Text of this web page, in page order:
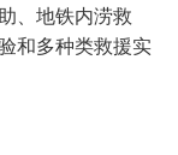
、地铁内涝救
和多种类救援实